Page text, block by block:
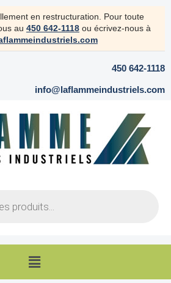
en restructuration. Pour toute
au 450 642-1118 ou écrivez-nous à
450 642-1118
info@laflammeindustriels.com
Menu